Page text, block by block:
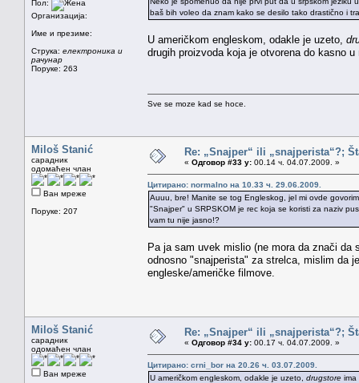
Пол:
Организација:
Име и презиме:
Струка: електроника и
рачунар
Поруке: 263
baš bih voleo da znam kako se desilo tako drastično i
U američkom engleskom, odakle je uzeto,
drugih proizvoda koja je otvorena do kasno u
Sve se moze kad se hoce.
Miloš Stanić
сарадник
одомаћен члан
Ван мреже
Поруке: 207
Re: „Snajper“ ili „snajperista“?;
« Одговор #33 у: 00.14 ч. 04.07.2009. »
Цитирано: normalno на 10.33 ч. 29.06.2009.
Auuu, bre! Manite se tog Engleskog, jel mi ovde
"Snajper" u SRPSKOM je rec koja se koristi za naziv
vam tu nije jasno!?
Pa ja sam uvek mislio (ne mora da znači
odnosno "snajperista" za strelca, mislim da
engleske/američke filmove.
Miloš Stanić
сарадник
одомаћен члан
Ван мреже
Re: „Snajper“ ili „snajperista“?;
« Одговор #34 у: 00.17 ч. 04.07.2009. »
Цитирано: crni_bor на 20.26 ч. 03.07.2009.
U američkom engleskom, odakle je uzeto, drugstore ima